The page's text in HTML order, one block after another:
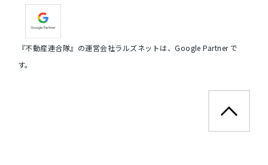
『不動産連合隊』の運営会社ラルズネットは、Google Partner で
す。